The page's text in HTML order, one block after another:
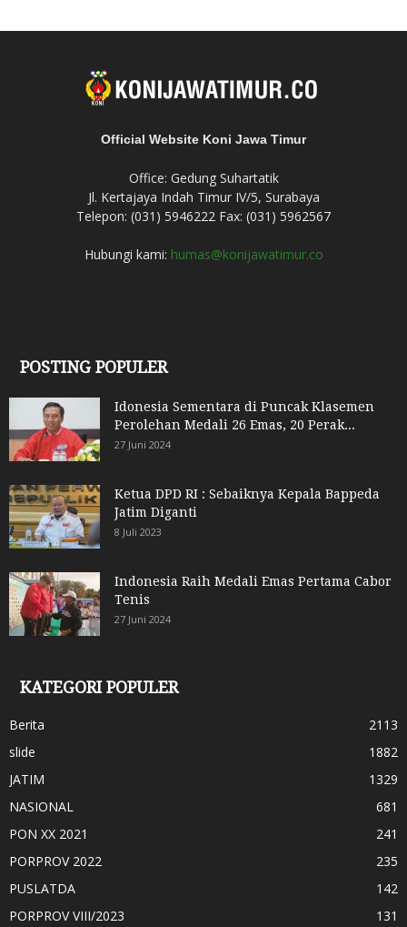
Official Website Koni Jawa Timur
Office: Gedung Suhartatik
Jl. Kertajaya Indah Timur IV/5, Surabaya
Telepon: (031) 5946222 Fax: (031) 5962567
Hubungi kami: humas@konijawatimur.co
POSTING POPULER
Idonesia Sementara di Puncak Klasemen
Perolehan Medali 26 Emas, 20 Perak...
27 Juni 2024
Ketua DPD RI : Sebaiknya Kepala Bappeda
Jatim Diganti
8 Juli 2023
Indonesia Raih Medali Emas Pertama Cabor
Tenis
27 Juni 2024
KATEGORI POPULER
Berita
2113
slide
1882
JATIM
1329
NASIONAL
681
PON XX 2021
241
PORPROV 2022
235
PUSLATDA
142
PORPROV VIII/2023
131